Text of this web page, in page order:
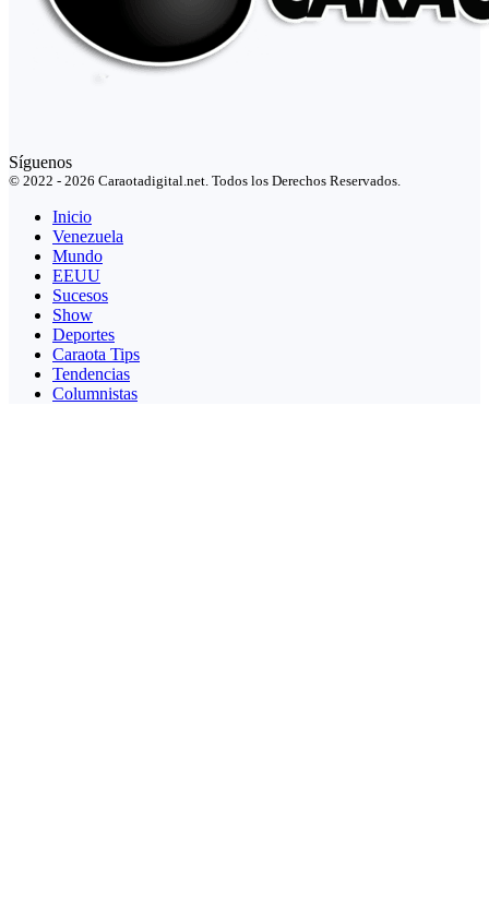
Síguenos
© 2022 - 2026 Caraotadigital.net. Todos los Derechos Reservados.
Inicio
Venezuela
Mundo
EEUU
Sucesos
Show
Deportes
Caraota Tips
Tendencias
Columnistas